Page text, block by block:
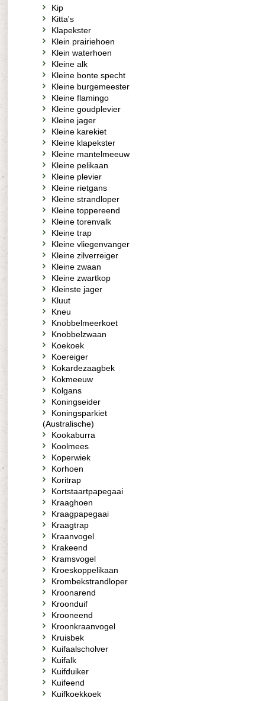
Kip
Kitta's
Klapekster
Klein prairiehoen
Klein waterhoen
Kleine alk
Kleine bonte specht
Kleine burgemeester
Kleine flamingo
Kleine goudplevier
Kleine jager
Kleine karekiet
Kleine klapekster
Kleine mantelmeeuw
Kleine pelikaan
Kleine plevier
Kleine rietgans
Kleine strandloper
Kleine toppereend
Kleine torenvalk
Kleine trap
Kleine vliegenvanger
Kleine zilverreiger
Kleine zwaan
Kleine zwartkop
Kleinste jager
Kluut
Kneu
Knobbelmeerkoet
Knobbelzwaan
Koekoek
Koereiger
Kokardezaagbek
Kokmeeuw
Kolgans
Koningseider
Koningsparkiet
(Australische)
Kookaburra
Koolmees
Koperwiek
Korhoen
Koritrap
Kortstaartpapegaai
Kraaghoen
Kraagpapegaai
Kraagtrap
Kraanvogel
Krakeend
Kramsvogel
Kroeskoppelikaan
Krombekstrandloper
Kroonarend
Kroonduif
Krooneend
Kroonkraanvogel
Kruisbek
Kuifaalscholver
Kuifalk
Kuifduiker
Kuifeend
Kuifkoekkoek